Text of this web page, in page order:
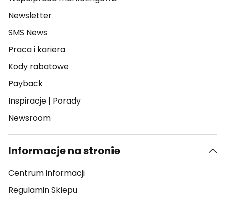
Newsletter
SMS News
Praca i kariera
Kody rabatowe
Payback
Inspiracje | Porady
Newsroom
Informacje na stronie
Centrum informacji
Regulamin Sklepu